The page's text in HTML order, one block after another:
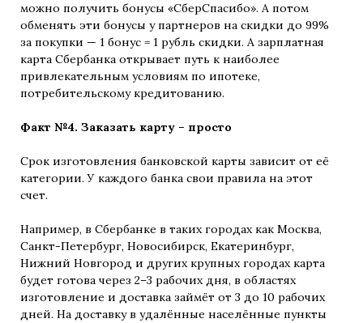
можно получить бонусы «СберСпасибо». А потом
обменять эти бонусы у партнеров на скидки до 99%
за покупки — 1 бонус = 1 рубль скидки. А зарплатная
карта Сбербанка открывает путь к наиболее
привлекательным условиям по ипотеке,
потребительскому кредитованию.
Факт №4. Заказать карту – просто
Срок изготовления банковской карты зависит от её
категории. У каждого банка свои правила на этот
счет.
Например, в Сбербанке в таких городах как Москва,
Санкт-Петербург, Новосибирск, Екатеринбург,
Нижний Новгород и других крупных городах карта
будет готова через 2–3 рабочих дня, в областях
изготовление и доставка займёт от 3 до 10 рабочих
дней. На доставку в удалённые населённые пункты